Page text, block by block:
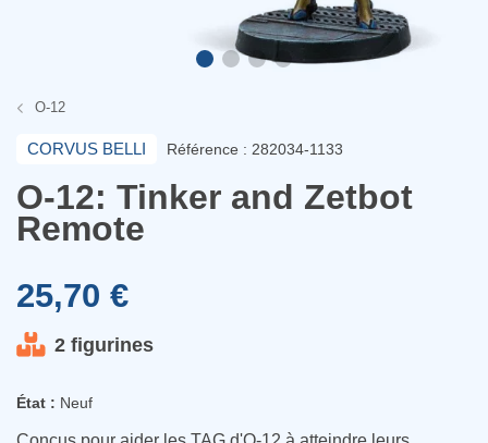
O-12
CORVUS BELLI Référence : 282034-1133
O-12: Tinker and Zetbot
Remote
25,70 €
2 figurines
État : Neuf